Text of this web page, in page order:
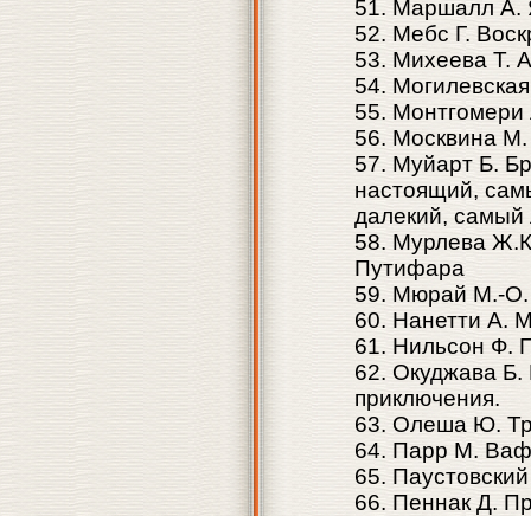
51. Маршалл А.
52. Мебс Г.
53. Михеева Т.
54.
55.
56. Москвина
57. Муйарт Б.
настоящий,
далекий,
58. Мурлева
Путифара
59. Мюрай М.-О.
60. Нанетти А.
61. Нильсон Ф.
62. Окуджава Б.
приключения.
63. Олеша Ю.
64. Парр М.
65.
66. Пеннак Д.